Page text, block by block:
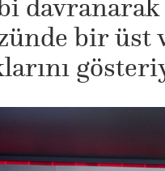
davranarak
bir üst